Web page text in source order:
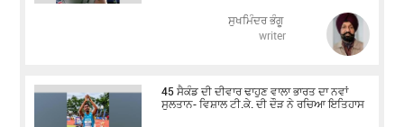
ਸੁਖਮਿੰਦਰ ਭੰਗੂ
writer
45 ਸੈਕੰਡ ਦੀ ਦੀਵਾਰ ਢਾਹੁਣ ਵਾਲਾ ਭਾਰਤ ਦਾ ਨਵਾਂ
ਸੁਲਤਾਨ- ਵਿਸ਼ਾਲ ਟੀ.ਕੇ. ਦੀ ਦੌੜ ਨੇ ਰਚਿਆ ਇਤਿਹਾਸ